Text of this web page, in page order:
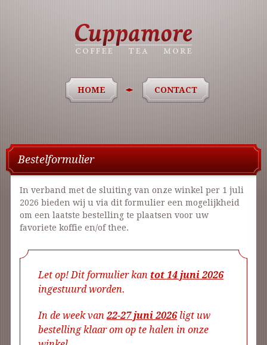
HOME CONTACT
Bestelformulier
In verband met de sluiting van onze winkel per 1 juli
2026 bieden wij u via dit formulier een mogelijkheid
om een laatste bestelling te plaatsen voor uw
favoriete koffie en/of thee.
Let op! Dit formulier kan tot 14 juni 2026
ingestuurd worden.
In de week van22-27 juni 2026ligt uw
bestelling klaar om op te halen in onze